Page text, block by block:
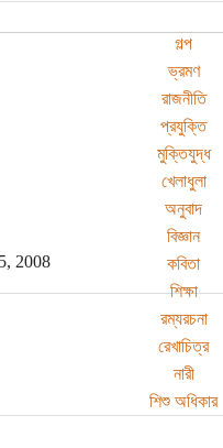
গল্প
ভ্রমণ
রাজনীতি
প্রযুক্তি
মুক্তিযুদ্ধ
খেলাধুলা
অনুবাদ
বিজ্ঞান
কবিতা
শিক্ষা
রম্যরচনা
রেখাচিত্র
নারী
শিশু অধিকার
2008